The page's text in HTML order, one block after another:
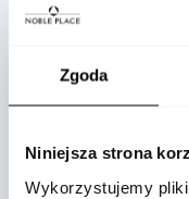
Zgoda
Niniejsza strona
Wykorzystujemy